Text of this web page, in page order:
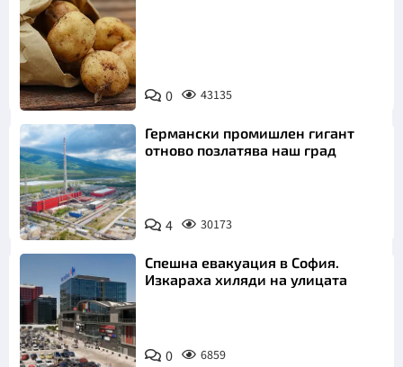
Снимка:
Пиксабей
0 43135
Германски промишлен гигант
отново позлатява наш град
4 30173
Спешна евакуация в София.
Изкараха хиляди на улицата
0 6859